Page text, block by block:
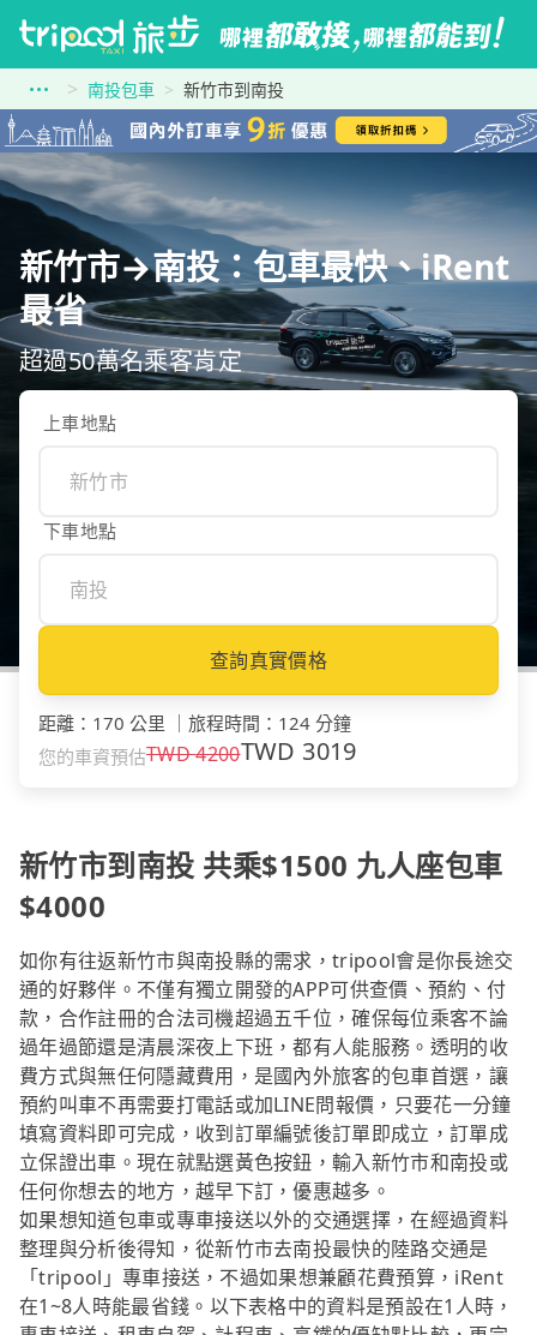
南投包車 新竹市到南投
新竹市→南投：包車最快、iRent
最省
超過50萬名乘客肯定
上車地點
下車地點
查詢真實價格
距離 ： 170 公里 旅程時間 ： 124 分鐘
您的車資預估TWD4200TWD 3019
新竹市到南投 共乘$1500 九人座包車
$4000
如你有往返新竹市與南投縣的需求，tripool會是你長途交
通的好夥伴。不僅有獨立開發的APP可供查價、預約、付
款，合作註冊的合法司機超過五千位，確保每位乘客不論
過年過節還是清晨深夜上下班，都有人能服務。透明的收
費方式與無任何隱藏費用，是國內外旅客的包車首選，讓
預約叫車不再需要打電話或加LINE問報價，只要花一分鐘
填寫資料即可完成，收到訂單編號後訂單即成立，訂單成
立保證出車。現在就點選黃色按鈕，輸入新竹市和南投或
任何你想去的地方，越早下訂，優惠越多。
如果想知道包車或專車接送以外的交通選擇，在經過資料
整理與分析後得知，從新竹市去南投最快的陸路交通是
「tripool」專車接送，不過如果想兼顧花費預算，iRent
在1~8人時能最省錢。以下表格中的資料是預設在1人時，